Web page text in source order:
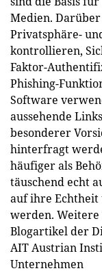
Medien.
Privatsphäre-
kontrollieren,
Faktor-
Phishing-
Software
aussehende
besonderer
hinterfragt
häufiger als
täuschend echt
auf ihre
werden. Weitere
Blogartikel der
AIT Austrian
Unternehmen